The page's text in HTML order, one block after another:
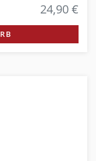
24,90 €